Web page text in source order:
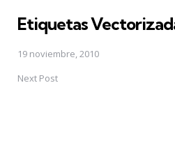
Etiquetas
19 noviembre, 2010
Next Post